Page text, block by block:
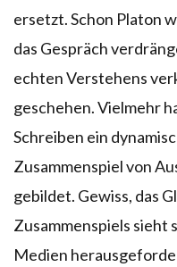
ersetzt. Schon Platon
das Gespräch
echten Verstehens
geschehen. Vielmehr
Schreiben ein
Zusammenspiel von
gebildet. Gewiss, das
Zusammenspiels sieht
Medien